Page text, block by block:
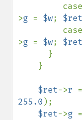
         case
>g = $w; $ret
         case
>g = $w; $ret
$ret->r =
255.0 );
$ret->g =